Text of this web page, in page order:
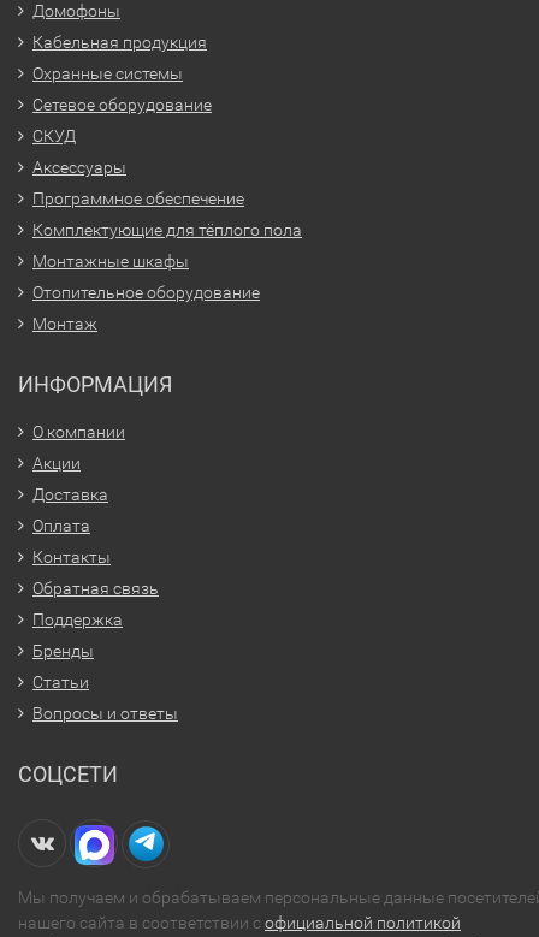
Домофоны
Кабельная продукция
Охранные системы
Сетевое оборудование
СКУД
Аксессуары
Программное обеспечение
Комплектующие для тёплого пола
Монтажные шкафы
Отопительное оборудование
Монтаж
ИНФОРМАЦИЯ
О компании
Акции
Доставка
Оплата
Контакты
Обратная связь
Поддержка
Бренды
Статьи
Вопросы и ответы
СОЦСЕТИ
Мы получаем и обрабатываем персональные данные
нашего сайта в соответствии софициальной политикой